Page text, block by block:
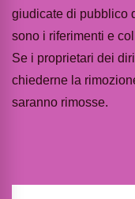
giudicate di pubblico
sono i riferimenti e
Se i proprietari dei
chiederne la
saranno rimosse.